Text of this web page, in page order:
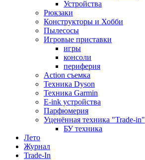
Устройства
Рюкзаки
Конструкторы и Хобби
Пылесосы
Игровые приставки
игры
консоли
периферия
Action съемка
Техника Dyson
Техника Garmin
E-ink устройства
Парфюмерия
Уценённая техника "Trade-in"
БУ техника
Лето
Журнал
Trade-In